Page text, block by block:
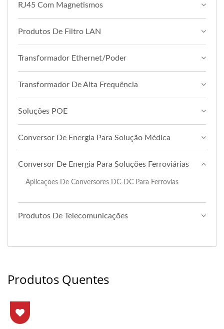
RJ45 Com Magnetismos
Produtos De Filtro LAN
Transformador Ethernet/Poder
Transformador De Alta Frequência
Soluções POE
Conversor De Energia Para Solução Médica
Conversor De Energia Para Soluções Ferroviárias
Aplicações De Conversores DC-DC Para Ferrovias
Produtos De Telecomunicações
Produtos Quentes